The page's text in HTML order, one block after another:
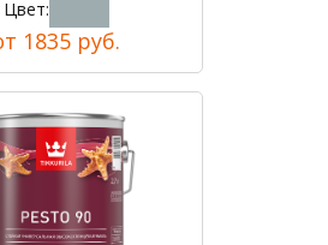
Цвет:
1835 руб.